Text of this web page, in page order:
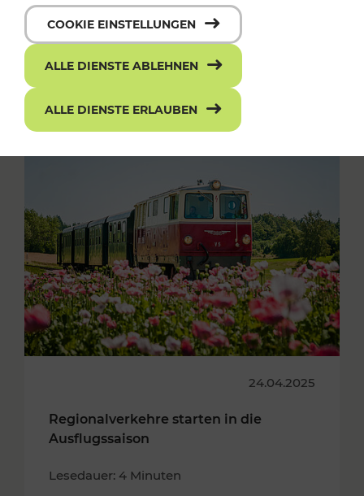
24.04.2025
Regionalverkehre starten in die
Ausflugssaison
Lesedauer: 4 Minuten
COOKIE EINSTELLUNGEN
ALLE DIENSTE ABLEHNEN
ALLE DIENSTE ERLAUBEN